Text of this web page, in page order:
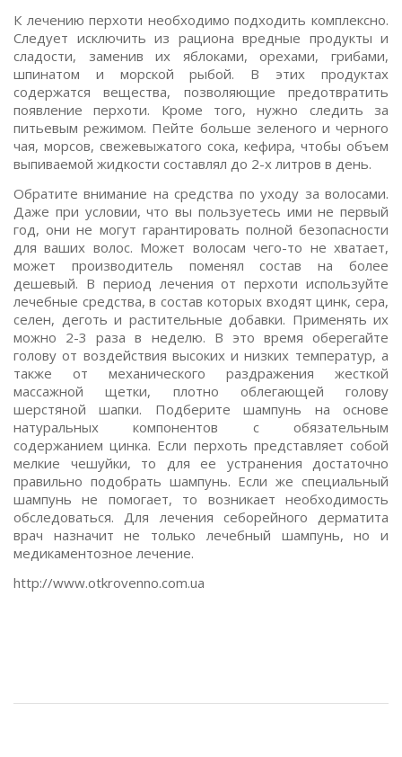
К лечению перхоти необходимо подходить комплексно.
Следует исключить из рациона вредные продукты и
сладости, заменив их яблоками, орехами, грибами,
шпинатом и морской рыбой. В этих продуктах
содержатся вещества, позволяющие предотвратить
появление перхоти. Кроме того, нужно следить за
питьевым режимом. Пейте больше зеленого и черного
чая, морсов, свежевыжатого сока, кефира, чтобы объем
выпиваемой жидкости составлял до 2-х литров в день.
Обратите внимание на средства по уходу за волосами.
Даже при условии, что вы пользуетесь ими не первый
год, они не могут гарантировать полной безопасности
для ваших волос. Может волосам чего-то не хватает,
может производитель поменял состав на более
дешевый. В период лечения от перхоти используйте
лечебные средства, в состав которых входят цинк, сера,
селен, деготь и растительные добавки. Применять их
можно 2-3 раза в неделю. В это время оберегайте
голову от воздействия высоких и низких температур, а
также от механического раздражения жесткой
массажной щетки, плотно облегающей голову
шерстяной шапки. Подберите шампунь на основе
натуральных компонентов с обязательным
содержанием цинка. Если перхоть представляет собой
мелкие чешуйки, то для ее устранения достаточно
правильно подобрать шампунь. Если же специальный
шампунь не помогает, то возникает необходимость
обследоваться. Для лечения себорейного дерматита
врач назначит не только лечебный шампунь, но и
медикаментозное лечение.
http://www.otkrovenno.com.ua